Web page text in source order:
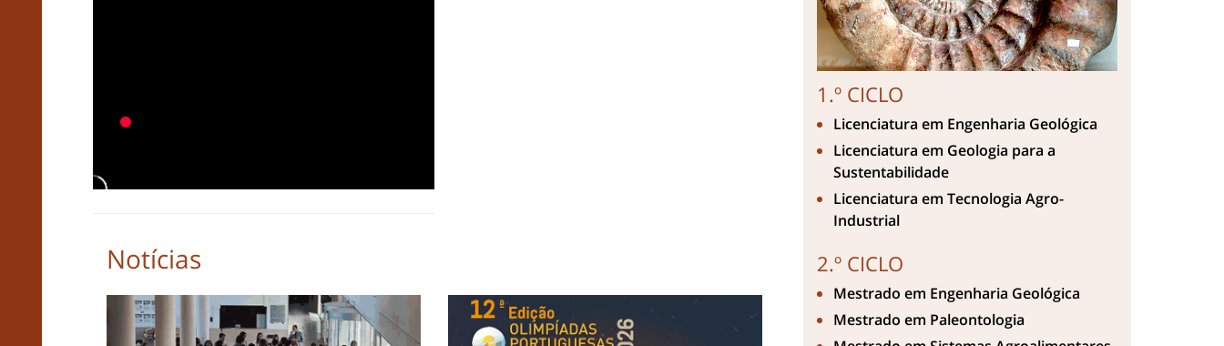
Notícias
1.º CICLO
Licenciatura em Engenharia Geológica
Licenciatura em Geologia para a
Sustentabilidade
Licenciatura em Tecnologia Agro-
Industrial
2.º CICLO
Mestrado em Engenharia Geológica
Mestrado em Paleontologia